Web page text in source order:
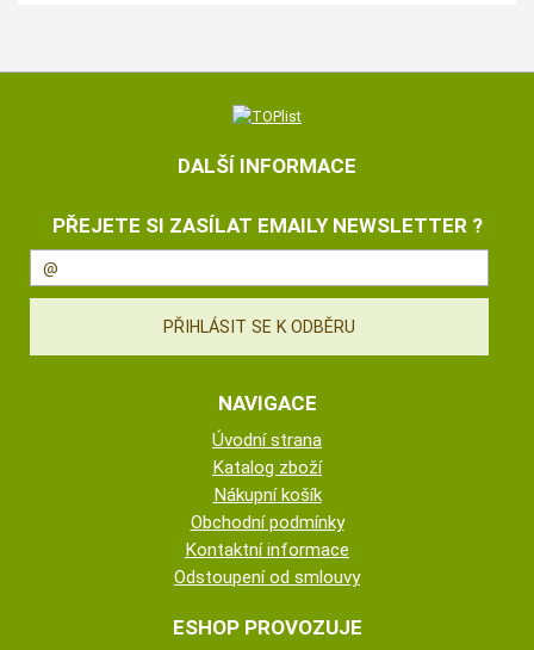
DALŠÍ INFORMACE
PŘEJETE SI ZASÍLAT EMAILY NEWSLETTER ?
NAVIGACE
Úvodní strana
Katalog zboží
Nákupní košík
Obchodní podmínky
Kontaktní informace
Odstoupení od smlouvy
ESHOP PROVOZUJE